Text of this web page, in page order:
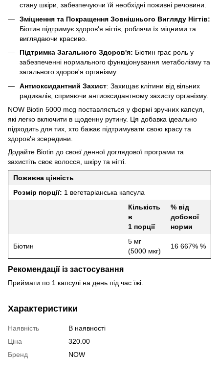
стану шкіри, забезпечуючи їй необхідні поживні речовини.
Зміцнення та Покращення Зовнішнього Вигляду Нігтів:
Біотин підтримує здоров'я нігтів, роблячи їх міцними та
виглядаючи красиво.
Підтримка Загального Здоров'я: Біотин грає роль у
забезпеченні нормального функціонування метаболізму та
загального здоров'я організму.
Антиоксидантний Захист: Захищає клітини від вільних
радикалів, сприяючи антиоксидантному захисту організму.
NOW Biotin 5000 mcg поставляється у формі зручних капсул,
які легко включити в щоденну рутину. Ця добавка ідеально
підходить для тих, хто бажає підтримувати свою красу та
здоров'я зсередини.
Додайте Biotin до своєї денної доглядової програми та
захистіть своє волосся, шкіру та нігті.
Поживна цінність
Розмір порції: 1 вегетаріанська капсула
Кількість
в
1 порції
% від
добової
норми
Біотин
5 мг
(5000 мкг)
16 667% %
Рекомендації із застосування
Приймати по 1 капсулі на день під час їжі.
Характеристики
Наявність
В наявності
Ціна
320.00
Бренд
NOW